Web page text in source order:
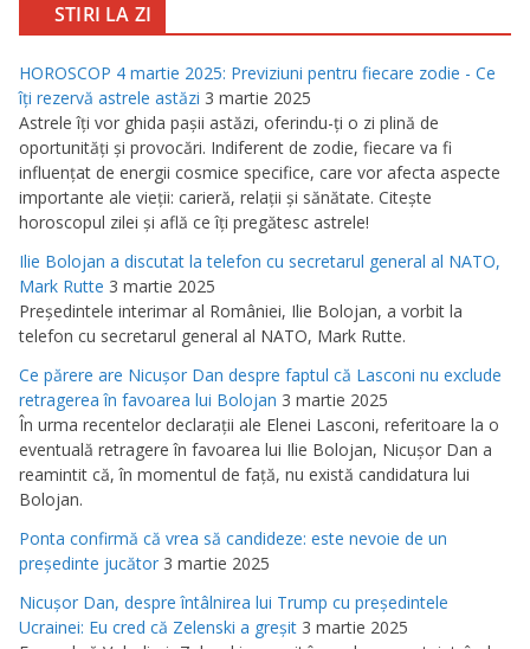
STIRI LA ZI
HOROSCOP 4 martie 2025: Previziuni pentru fiecare zodie - Ce
îţi rezervă astrele astăzi 3 martie 2025
Astrele îţi vor ghida paşii astăzi, oferindu-ţi o zi plină de
oportunităţi şi provocări. Indiferent de zodie, fiecare va fi
influenţat de energii cosmice specifice, care vor afecta aspecte
importante ale vieţii: carieră, relaţii şi sănătate. Citeşte
horoscopul zilei şi află ce îţi pregătesc astrele!
Ilie Bolojan a discutat la telefon cu secretarul general al NATO,
Mark Rutte 3 martie 2025
Preşedintele interimar al României, Ilie Bolojan, a vorbit la
telefon cu secretarul general al NATO, Mark Rutte.
Ce părere are Nicuşor Dan despre faptul că Lasconi nu exclude
retragerea în favoarea lui Bolojan 3 martie 2025
În urma recentelor declaraţii ale Elenei Lasconi, referitoare la o
eventuală retragere în favoarea lui Ilie Bolojan, Nicuşor Dan a
reamintit că, în momentul de faţă, nu există candidatura lui
Bolojan.
Ponta confirmă că vrea să candideze: este nevoie de un
preşedinte jucător 3 martie 2025
Nicuşor Dan, despre întâlnirea lui Trump cu preşedintele
Ucrainei: Eu cred că Zelenski a greşit 3 martie 2025